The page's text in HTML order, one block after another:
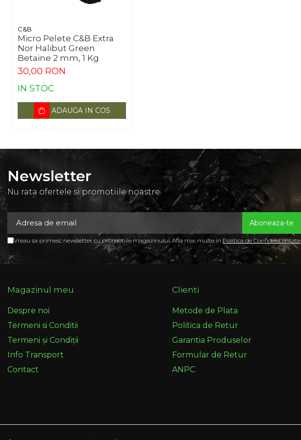
C&B
Micro Pelete C&B Extra
Nor Halibut Green
Betaine 2 mm, 1 Kg
30,00 RON
IN STOC
ADAUGA IN COS
Newsletter
Nu rata ofertele si promotiile noastre
Vreau sa primesc newsletter cu promotiile magazinului. Afla mai multe in Politica de Confidentialitate
Magazinul meu
Despre noi
Termeni si Conditii
Termeni și Condiții
Info Transport
Contact
Clienti
Metode de Plata
Politica de Retur
Garantia Produselor
Formular de Retur
ANPC